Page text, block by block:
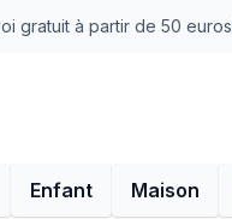
gratuit à partir de 50 euros
Enfant Maison